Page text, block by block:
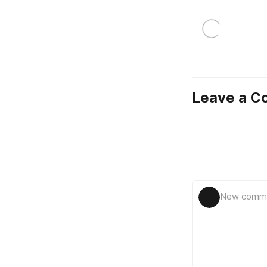
Leave a